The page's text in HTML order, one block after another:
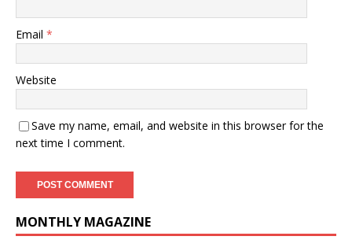
Email *
Website
Save my name, email, and website in this browser for the
next time I comment.
MONTHLY MAGAZINE